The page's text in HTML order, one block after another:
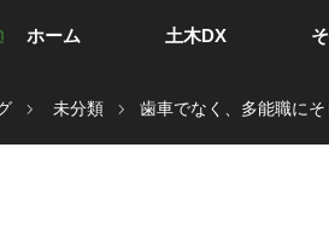
ホーム 土木DX
未分類 歯車でなく、多能職にそ